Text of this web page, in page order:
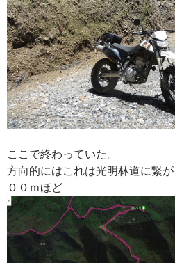
ここで終わっていた。
方向的にはこれは光明林道に繋
００ｍほど